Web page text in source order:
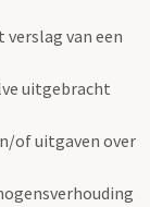
van een
uitgebracht
of uitgaven over